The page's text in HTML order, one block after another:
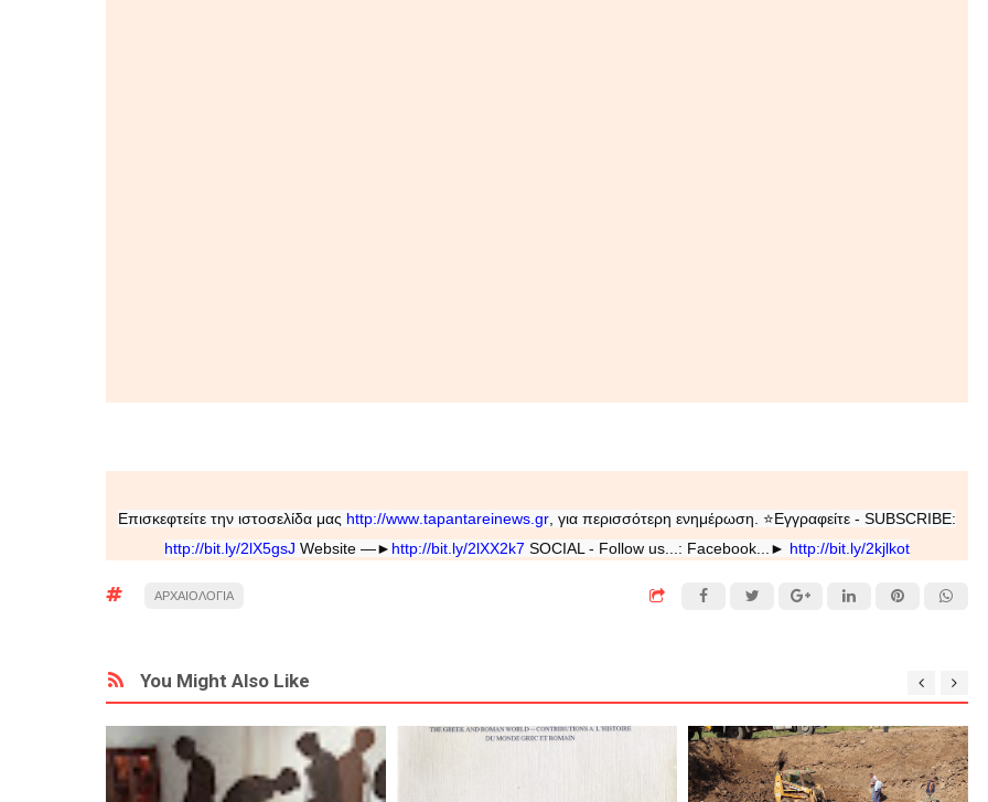
Επισκεφτείτε την ιστοσελίδα μας http://www .tapantareinews .gr , για περισσότερη ενημέρωση. ⭐Εγγραφείτε - SUBSCRIBE:
http://bit.ly/2lX5gsJ Website —► http://bit.ly/2lXX2k7 SOCIAL - Follow us...: Facebook...► http://bit.ly/2kjlkot
ΑΡΧΑΙΟΛΟΓΙΑ
You Might Also Like